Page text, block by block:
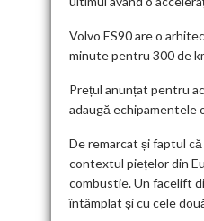
Volvo ES90 are o
minute pentru 300 de
Prețul anunțat pentru
adaugă echipamentele
De remarcat și faptul
contextul piețelor din
combustie. Un facelift
întâmplat și cu cele